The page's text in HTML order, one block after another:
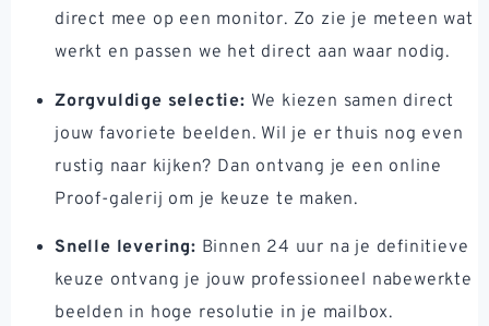
direct mee op een monitor. Zo zie je meteen wat
werkt en passen we het direct aan waar nodig.
Zorgvuldige selectie: We kiezen samen direct
jouw favoriete beelden. Wil je er thuis nog even
rustig naar kijken? Dan ontvang je een online
Proof-galerij om je keuze te maken.
Snelle levering: Binnen 24 uur na je definitieve
keuze ontvang je jouw professioneel nabewerkte
beelden in hoge resolutie in je mailbox.